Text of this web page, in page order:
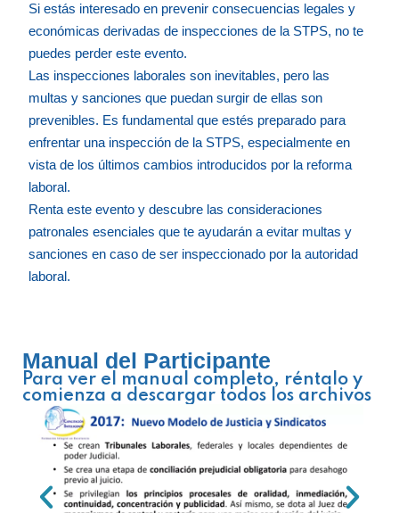
Si estás interesado en prevenir consecuencias legales y
económicas derivadas de inspecciones de la STPS, no te
puedes perder este evento.
Las inspecciones laborales son inevitables, pero las
multas y sanciones que puedan surgir de ellas son
prevenibles. Es fundamental que estés preparado para
enfrentar una inspección de la STPS, especialmente en
vista de los últimos cambios introducidos por la reforma
laboral.
Renta este evento y descubre las consideraciones
patronales esenciales que te ayudarán a evitar multas y
sanciones en caso de ser inspeccionado por la autoridad
laboral.
Manual del Participante
Para ver el manual completo, réntalo y
comienza a descargar todos los archivos